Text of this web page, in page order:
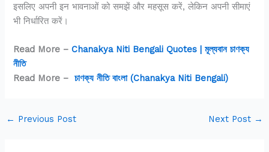
इसलिए अपनी इन भावनाओं को समझें और महसूस करें, लेकिन अपनी सीमाएं
भी निर्धारित करें।
Read More –Chanakya Niti Bengali Quotes | মূল্যবান চাণক্য
নীতি
Read More –চাণক্য নীতি বাংলা (Chanakya Niti Bengali)
← Previous Post Next Post →